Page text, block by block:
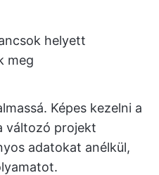
helyett
meg
Képes kezelni a
változó projekt
adatokat anélkül,